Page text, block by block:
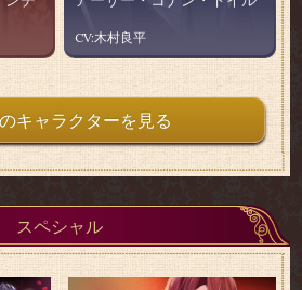
CV:木村良平
キャラクターを見る
スペシャル